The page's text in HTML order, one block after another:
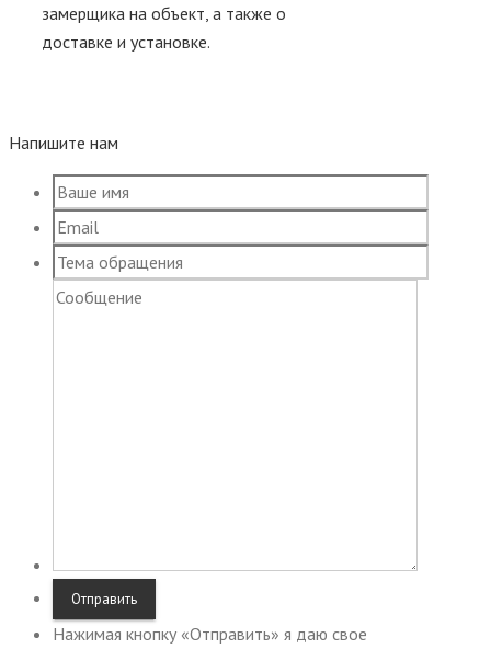
замерщика на объект, а также о
доставке и установке.
Напишите нам
Нажимая кнопку «Отправить» я даю свое